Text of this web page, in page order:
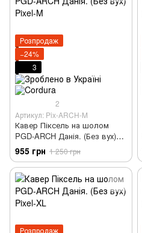
Розпродаж
−24%
3
2
Артикул: Pix-ARCH-M
Кавер Піксель на шолом
PGD-ARCH Данія. (Без вух)
Pixel-M
955 грн 1 250 грн
Розпродаж